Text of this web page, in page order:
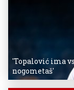
'Topalović ima
nogometaš'